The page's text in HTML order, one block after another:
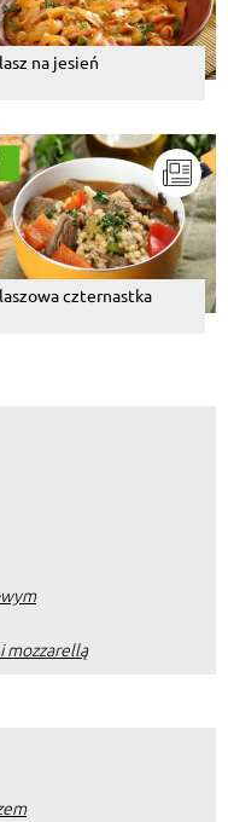
na jesień
czternastka
mozzarellą